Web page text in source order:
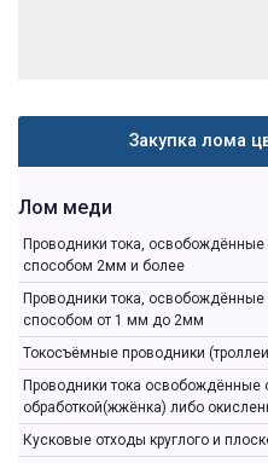
Закупка лома
Лом меди
Проводники тока,
способом 2мм и более
Проводники тока,
способом от 1 мм до 2мм
Токосъёмные проводники
Проводники тока освобождённые
обработкой(жжёнка) либо
Кусковые отходы круглого и